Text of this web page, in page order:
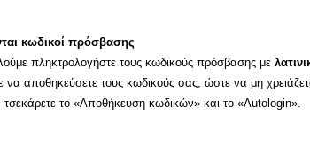
κωδικοί πρόσβασης
πληκτρολογήστε τους κωδικούς πρόσβασης με
να αποθηκεύσετε τους κωδικούς σας, ώστε να μη
τσεκάρετε το «Αποθήκευση κωδικών» και το «Autologin».